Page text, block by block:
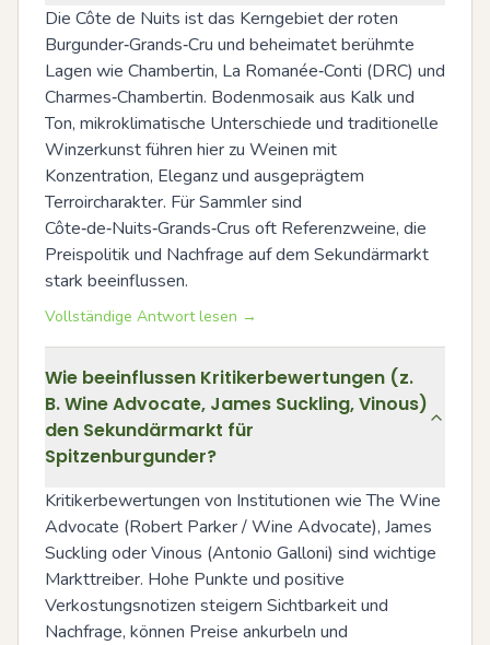
Die Côte de Nuits ist das Kerngebiet der roten
Burgunder‑Grands‑Cru und beheimatet berühmte
Lagen wie Chambertin, La Romanée‑Conti (DRC) und
Charmes‑Chambertin. Bodenmosaik aus Kalk und
Ton, mikroklimatische Unterschiede und traditionelle
Winzerkunst führen hier zu Weinen mit
Konzentration, Eleganz und ausgeprägtem
Terroircharakter. Für Sammler sind
Côte‑de‑Nuits‑Grands‑Crus oft Referenzweine, die
Preispolitik und Nachfrage auf dem Sekundärmarkt
stark beeinflussen.
Vollständige Antwort lesen →
Wie beeinflussen Kritikerbewertungen (z.
B. Wine Advocate, James Suckling, Vinous)
den Sekundärmarkt für
Spitzenburgunder?
Kritikerbewertungen von Institutionen wie The Wine
Advocate (Robert Parker / Wine Advocate), James
Suckling oder Vinous (Antonio Galloni) sind wichtige
Markttreiber. Hohe Punkte und positive
Verkostungsnotizen steigern Sichtbarkeit und
Nachfrage, können Preise ankurbeln und